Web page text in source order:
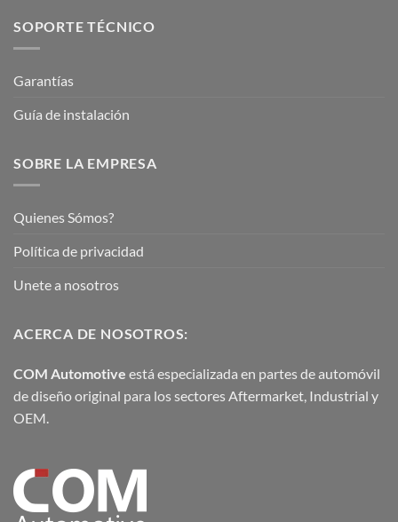
SOPORTE TÉCNICO
Garantías
Guía de instalación
SOBRE LA EMPRESA
Quienes Sómos?
Política de privacidad
Unete a nosotros
ACERCA DE NOSOTROS:
COM Automotive está especializada en partes de automóvil
de diseño original para los sectores Aftermarket, Industrial y
OEM.